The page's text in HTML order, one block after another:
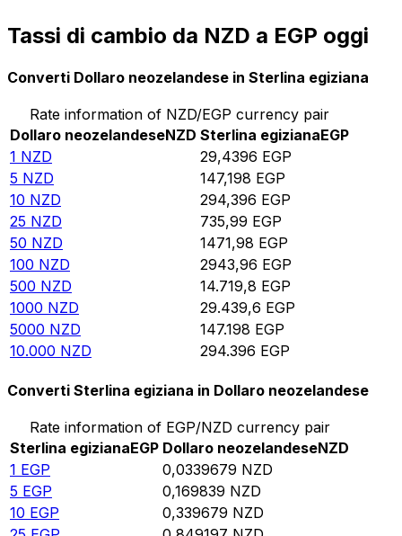
Tassi di cambio da NZD a EGP oggi
Converti Dollaro neozelandese in Sterlina egiziana
Rate information of NZD/EGP currency pair
Dollaro neozelandeseNZD Sterlina egizianaEGP
1 NZD 29,4396 EGP
5 NZD 147,198 EGP
10 NZD 294,396 EGP
25 NZD 735,99 EGP
50 NZD 1471,98 EGP
100 NZD 2943,96 EGP
500 NZD 14.719,8 EGP
1000 NZD 29.439,6 EGP
5000 NZD 147.198 EGP
10.000 NZD 294.396 EGP
Converti Sterlina egiziana in Dollaro neozelandese
Rate information of EGP/NZD currency pair
Sterlina egizianaEGP Dollaro neozelandeseNZD
1 EGP 0,0339679 NZD
5 EGP 0,169839 NZD
10 EGP 0,339679 NZD